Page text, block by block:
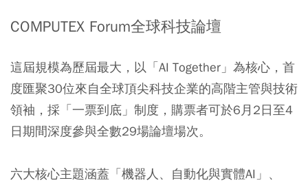
COMPUTEX Forum全球科技論壇
這屆規模為歷屆最大，以「AI Together」為核心，首
度匯聚30位來自全球頂尖科技企業的高階主管與技術
領袖，採「一票到底」制度，購票者可於6月2日至4
日期間深度參與全數29場論壇場次。
六大核心主題涵蓋「機器人、自動化與實體AI」、